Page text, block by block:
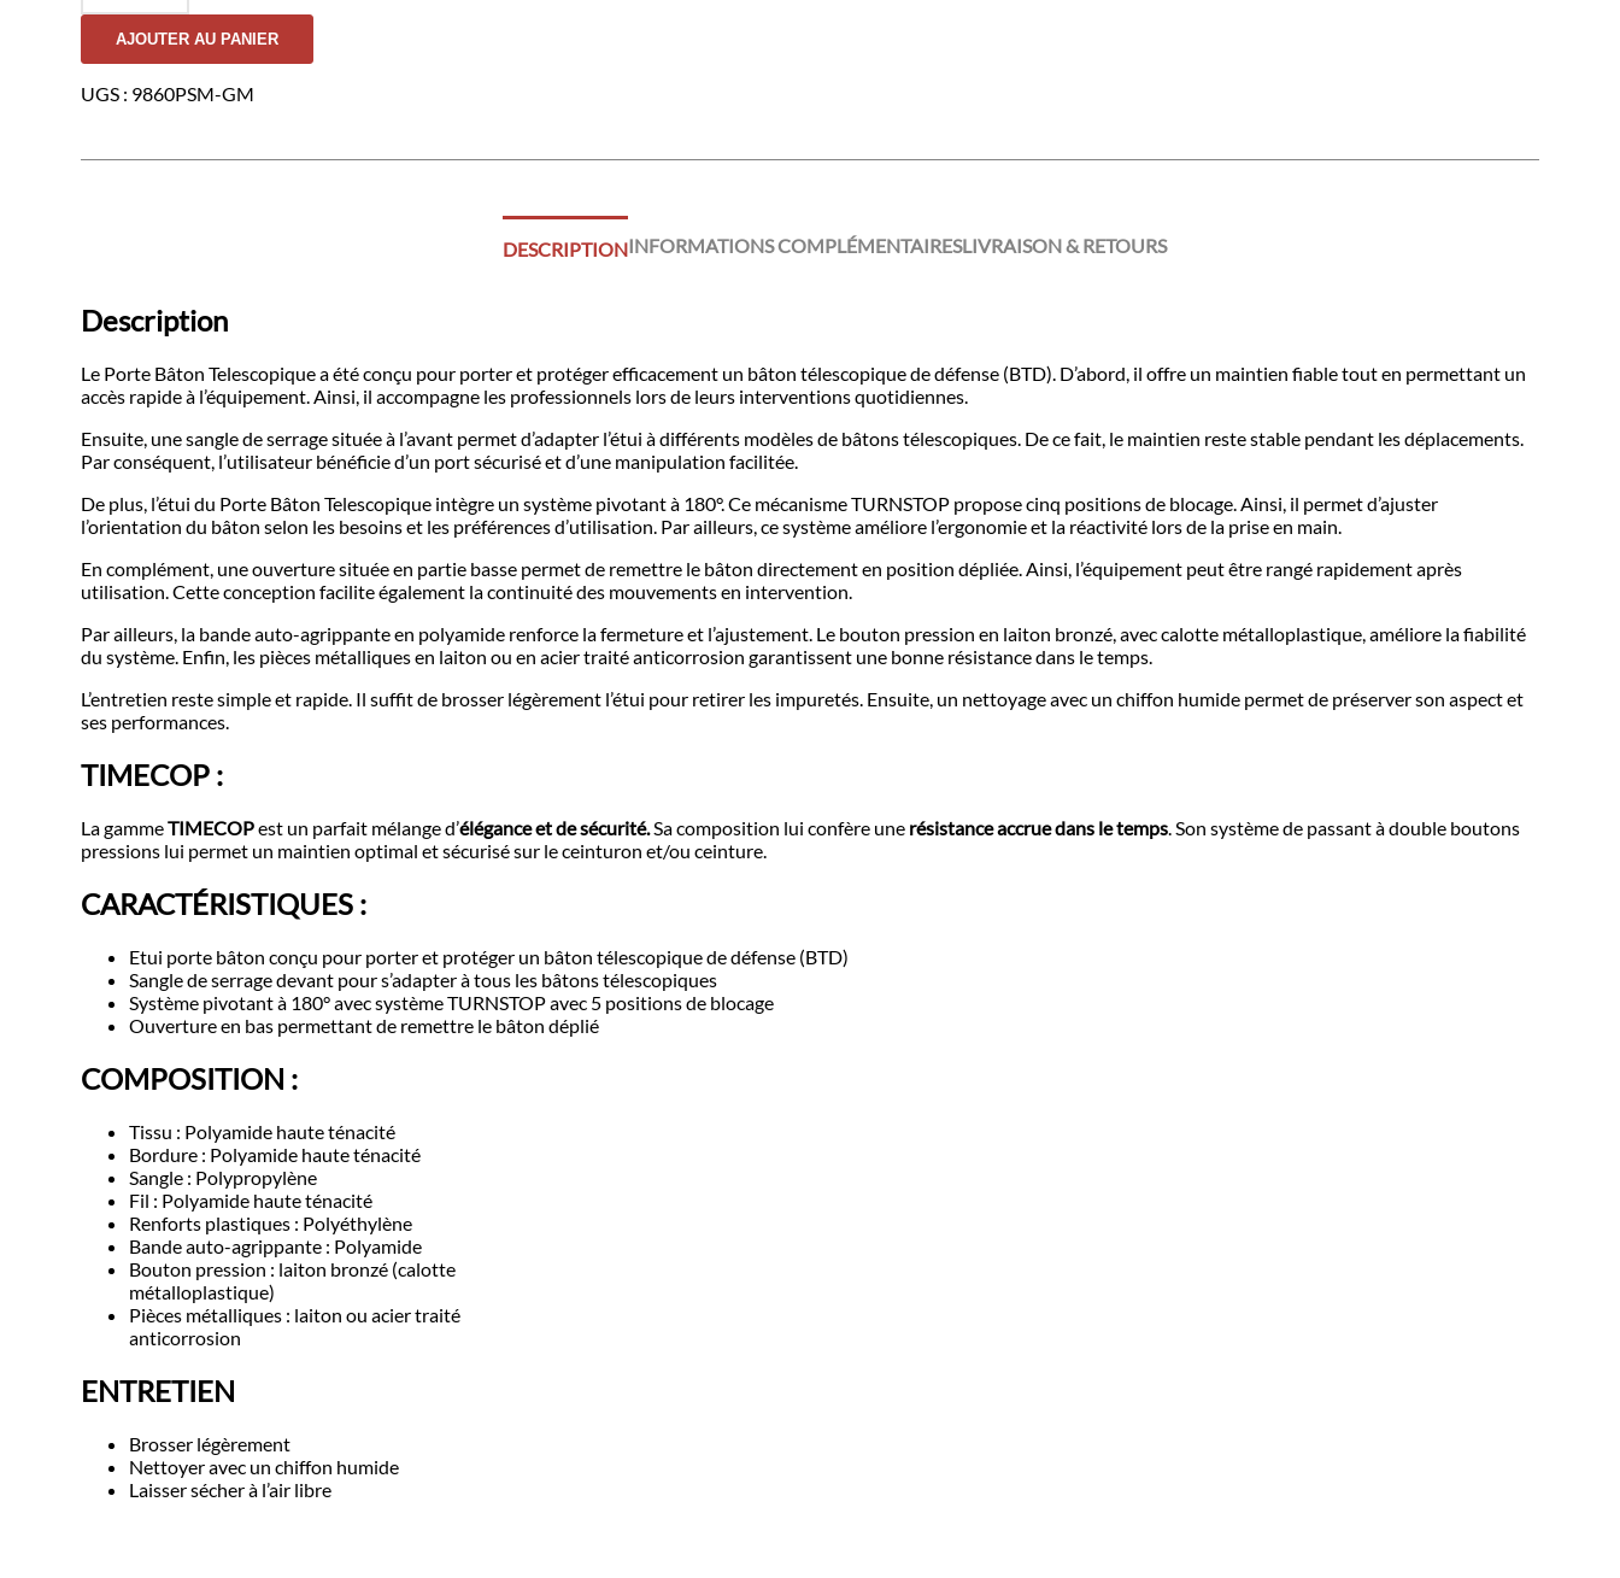
Porte-
Bâton
Télescopique
Pivotant
M.O.L.L.E
AJOUTER AU PANIER
UGS : 9860PSM-GM
DESCRIPTIONINFORMATIONS COMPLÉMENTAIRESLIVRAISON & RETOURS
Description
Le Porte Bâton Telescopique a été conçu pour porter et protéger efficacement un bâton télescopique de défense (BTD). D’abord, il offre un maintien fiable tout en permettant un
accès rapide à l’équipement. Ainsi, il accompagne les professionnels lors de leurs interventions quotidiennes.
Ensuite, une sangle de serrage située à l’avant permet d’adapter l’étui à différents modèles de bâtons télescopiques. De ce fait, le maintien reste stable pendant les déplacements.
Par conséquent, l’utilisateur bénéficie d’un port sécurisé et d’une manipulation facilitée.
De plus, l’étui du Porte Bâton Telescopique intègre un système pivotant à 180°. Ce mécanisme TURNSTOP propose cinq positions de blocage. Ainsi, il permet d’ajuster
l’orientation du bâton selon les besoins et les préférences d’utilisation. Par ailleurs, ce système améliore l’ergonomie et la réactivité lors de la prise en main.
En complément, une ouverture située en partie basse permet de remettre le bâton directement en position dépliée. Ainsi, l’équipement peut être rangé rapidement après
utilisation. Cette conception facilite également la continuité des mouvements en intervention.
Par ailleurs, la bande auto-agrippante en polyamide renforce la fermeture et l’ajustement. Le bouton pression en laiton bronzé, avec calotte métalloplastique, améliore la fiabilité
du système. Enfin, les pièces métalliques en laiton ou en acier traité anticorrosion garantissent une bonne résistance dans le temps.
L’entretien reste simple et rapide. Il suffit de brosser légèrement l’étui pour retirer les impuretés. Ensuite, un nettoyage avec un chiffon humide permet de préserver son aspect et
ses performances.
TIMECOP :
La gammeTIMECOPest un parfait mélange d’élégance et de sécurité.Sa composition lui confère une résistance accrue dans le temps. Son système de passant à double boutons
pressions lui permet un maintien optimal et sécurisé sur le ceinturon et/ou ceinture.
CARACTÉRISTIQUES :
Etui porte bâton conçu pour porter et protéger un bâton télescopique de défense (BTD)
Sangle de serrage devant pour s’adapter à tous les bâtons télescopiques
Système pivotant à 180° avec système TURNSTOP avec 5 positions de blocage
Ouverture en bas permettant de remettre le bâton déplié
COMPOSITION :
Tissu : Polyamide haute ténacité
Bordure : Polyamide haute ténacité
Sangle : Polypropylène
Fil : Polyamide haute ténacité
Renforts plastiques : Polyéthylène
Bande auto-agrippante : Polyamide
Bouton pression : laiton bronzé (calotte
métalloplastique)
Pièces métalliques : laiton ou acier traité
anticorrosion
ENTRETIEN
Brosser légèrement
Nettoyer avec un chiffon humide
Laisser sécher à l’air libre